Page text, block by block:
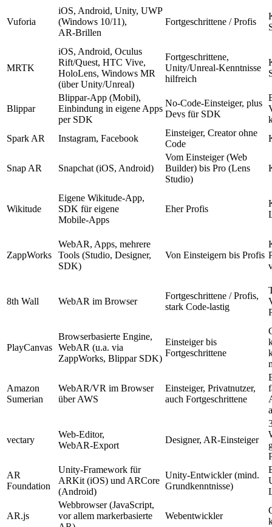
Vuforia
iOS, Android, Unity, UWP
(Windows 10/11),
AR‑Brillen
Fortgeschrittene / Profis
MRTK
iOS, Android, Oculus
Rift/Quest, HTC Vive,
HoloLens, Windows MR
(über Unity/Unreal)
Fortgeschrittene,
Unity/Unreal‑Kenntnisse
hilfreich
Blippar
Blippar‑App (Mobil),
Einbindung in eigene Apps
per SDK
No‑Code‑Einsteiger, plus
Devs für SDK
Spark AR
Instagram, Facebook
Einsteiger, Creator ohne
Code
Snap AR Snapchat (iOS, Android)
Vom Einsteiger (Web
Builder) bis Pro (Lens
Studio)
Wikitude
Eigene Wikitude‑App,
SDK für eigene
Mobile‑Apps
Eher Profis
ZappWorks
WebAR, Apps, mehrere
Tools (Studio, Designer,
SDK)
Von Einsteigern bis Profis
8th Wall WebAR im Browser
Fortgeschrittene / Profis,
stark Code‑lastig
PlayCanvas
Browserbasierte Engine,
WebAR (u.a. via
ZappWorks, Blippar SDK)
Einsteiger bis
Fortgeschrittene
Amazon
Sumerian
WebAR/VR im Browser
über AWS
Einsteiger, Privatnutzer,
auch Fortgeschrittene
vectary
Web‑Editor,
WebAR‑Export
Designer, AR‑Einsteiger
AR
Foundation
Unity‑Framework für
ARKit (iOS) und ARCore
(Android)
Unity‑Entwickler (mind.
Grundkenntnisse)
AR.js
Webbrowser (JavaScript,
vor allem markerbasierte
Webentwickler